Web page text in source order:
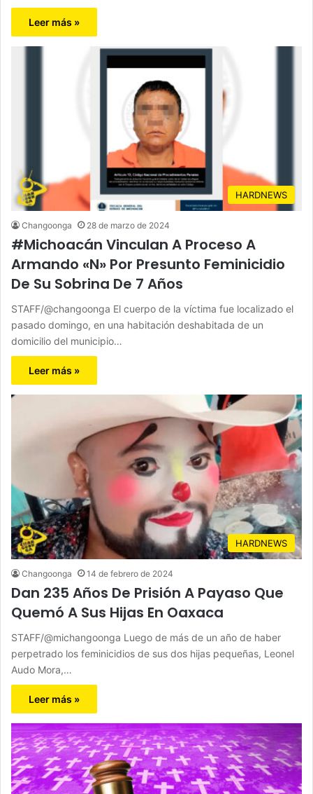
Leer más »
HARDNEWS
Changoonga 28 de marzo de 2024
#Michoacán Vinculan A Proceso A
Armando «N» Por Presunto Feminicidio
De Su Sobrina De 7 Años
STAFF/@changoonga El cuerpo de la víctima fue localizado el
pasado domingo, en una habitación deshabitada de un
domicilio del municipio…
Leer más »
HARDNEWS
Changoonga 14 de febrero de 2024
Dan 235 Años De Prisión A Payaso Que
Quemó A Sus Hijas En Oaxaca
STAFF/@michangoonga Luego de más de un año de haber
perpetrado los feminicidios de sus dos hijas pequeñas, Leonel
Audo Mora,…
Leer más »